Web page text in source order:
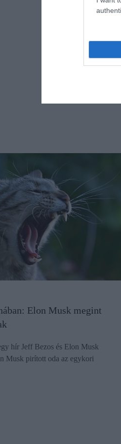
Elon Musk megint
hír Jeff Bezos és Elon Musk
Musk pirított oda az egykori